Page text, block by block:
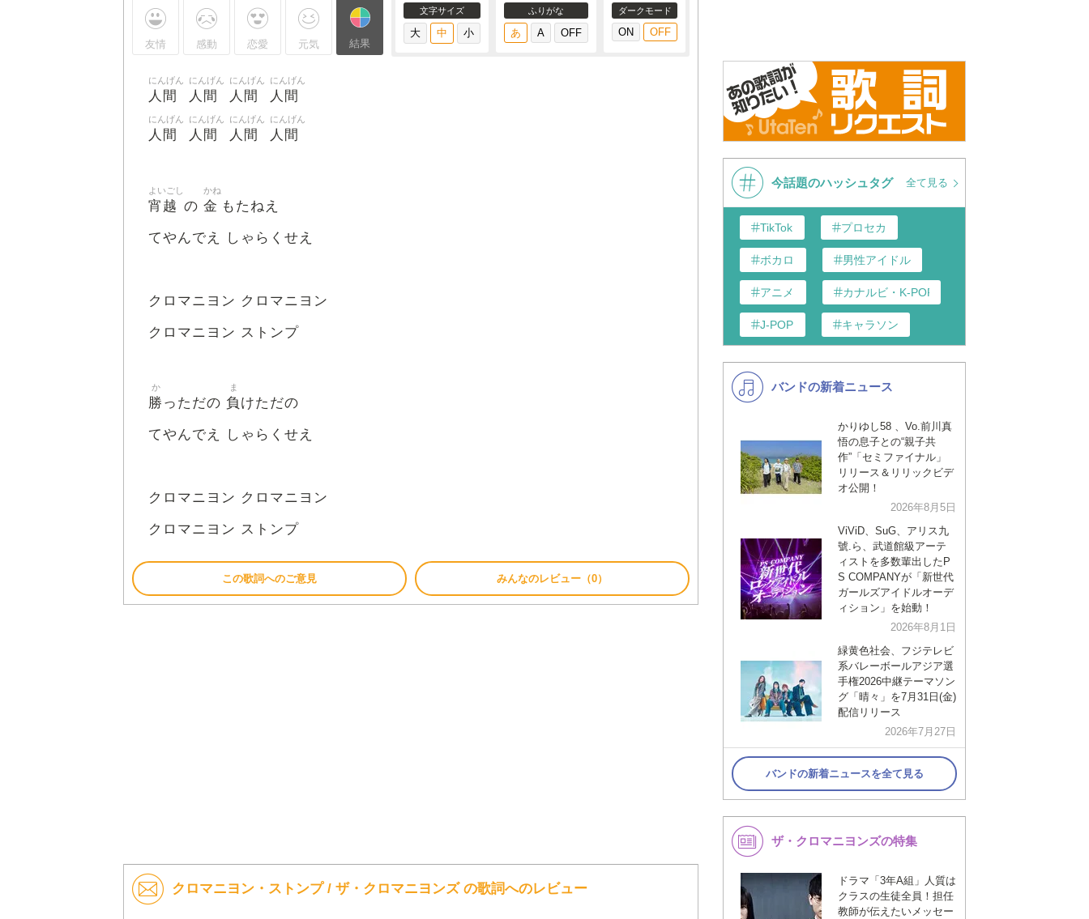
友情 感動 恋愛 元気 結果
文字サイズ ふりがな ダークモード
人間
にんげん
人間
にんげん
人間
にんげん
人間
にんげん
人間
にんげん
人間
にんげん
人間
にんげん
人間
にんげん
宵越
よいごし
の 金
かね
もたねえ
てやんでえ しゃらくせえ
クロマニヨン クロマニヨン
クロマニヨン ストンプ
勝
か
っただの 負
ま
けただの
てやんでえ しゃらくせえ
クロマニヨン クロマニヨン
クロマニヨン ストンプ
この歌詞へのご意見 みんなのレビュー（0）
クロマニヨン・ストンプ / ザ・クロマニヨンズ の歌詞へのレビュー
今話題のハッシュタグ 全て見る
TikTok プロセカ
ボカロ 男性アイドル
アニメ カナルビ・K-POP和訳
J-POP キャラソン
K-POP バンド
洋楽
VTuber ディズニー
バンドの新着ニュース
かりゆし58 、Vo.前川真
悟の息子との“親子共
作”「セミファイナル」
リリース＆リリックビデ
オ公開！
2026年8月5日
ViViD、SuG、アリス九
號.ら、武道館級アーテ
ィストを多数輩出したP
S COMPANYが「新世代
ガールズアイドルオーデ
ィション」を始動！
2026年8月1日
緑黄色社会、フジテレビ
系バレーボールアジア選
手権2026中継テーマソン
グ「晴々」を7月31日(金)
配信リリース
2026年7月27日
バンドの新着ニュースを全て見る
ザ・クロマニヨンズの特集
ドラマ「3年A組」人質は
クラスの生徒全員！担任
教師が伝えたいメッセー